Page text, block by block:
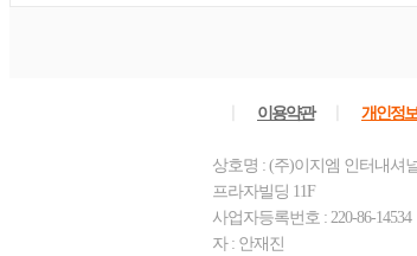
이용약관 개인정
상호명 : (주)이지엠 인터내셔
프라자빌딩 11F
사업자등록번호 : 220-86-
자 : 안재진